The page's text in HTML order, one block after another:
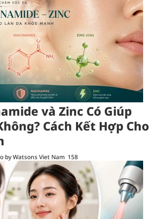
và Zinc Có Giúp
Cách Kết Hợp Cho
by Watsons Viet Nam 158